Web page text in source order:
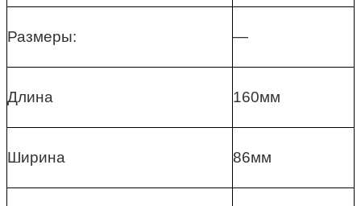
Размеры: —
Длина 160мм
Ширина 86мм